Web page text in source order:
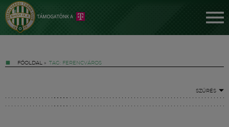
FŐOLDAL » TAG: FERENCVÁROS
SZŰRÉS